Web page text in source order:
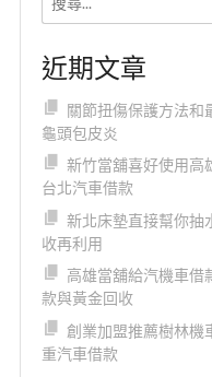
近期文章
關節扭傷保護方法和
龜頭包皮炎
新竹當舖喜好使用高
台北汽車借款
新北床墊直接幫你抽
收再利用
高雄當舖給汽機車借
款與黃金回收
創業加盟推薦樹林機
重汽車借款